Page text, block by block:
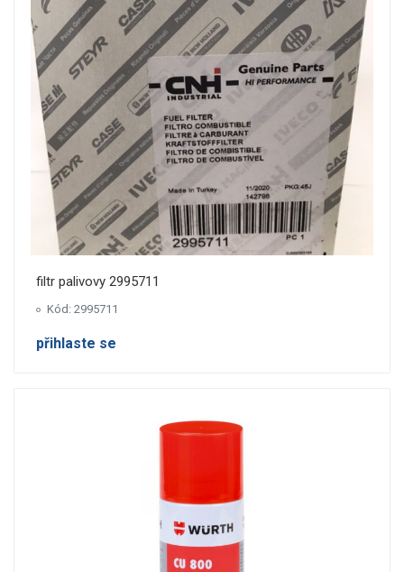
filtr palivovy 2995711
Kód: 2995711
přihlaste se